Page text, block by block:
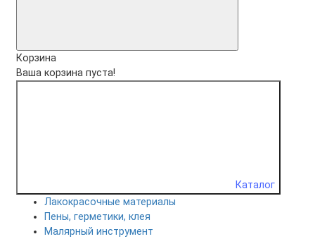
Корзина
Ваша корзина пуста!
Каталог
Лакокрасочные материалы
Пены, герметики, клея
Малярный инструмент